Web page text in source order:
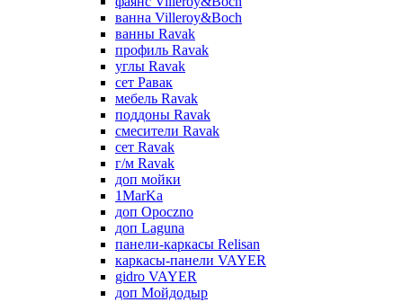
ванна Villeroy&Boch
ванны Ravak
профиль Ravak
углы Ravak
сет Равак
мебель Ravak
поддоны Ravak
смесители Ravak
сет Ravak
г/м Ravak
доп мойки
1MarKa
доп Opoczno
доп Laguna
панели-каркасы Relisan
каркасы-панели VAYER
gidro VAYER
доп Мойдодыр